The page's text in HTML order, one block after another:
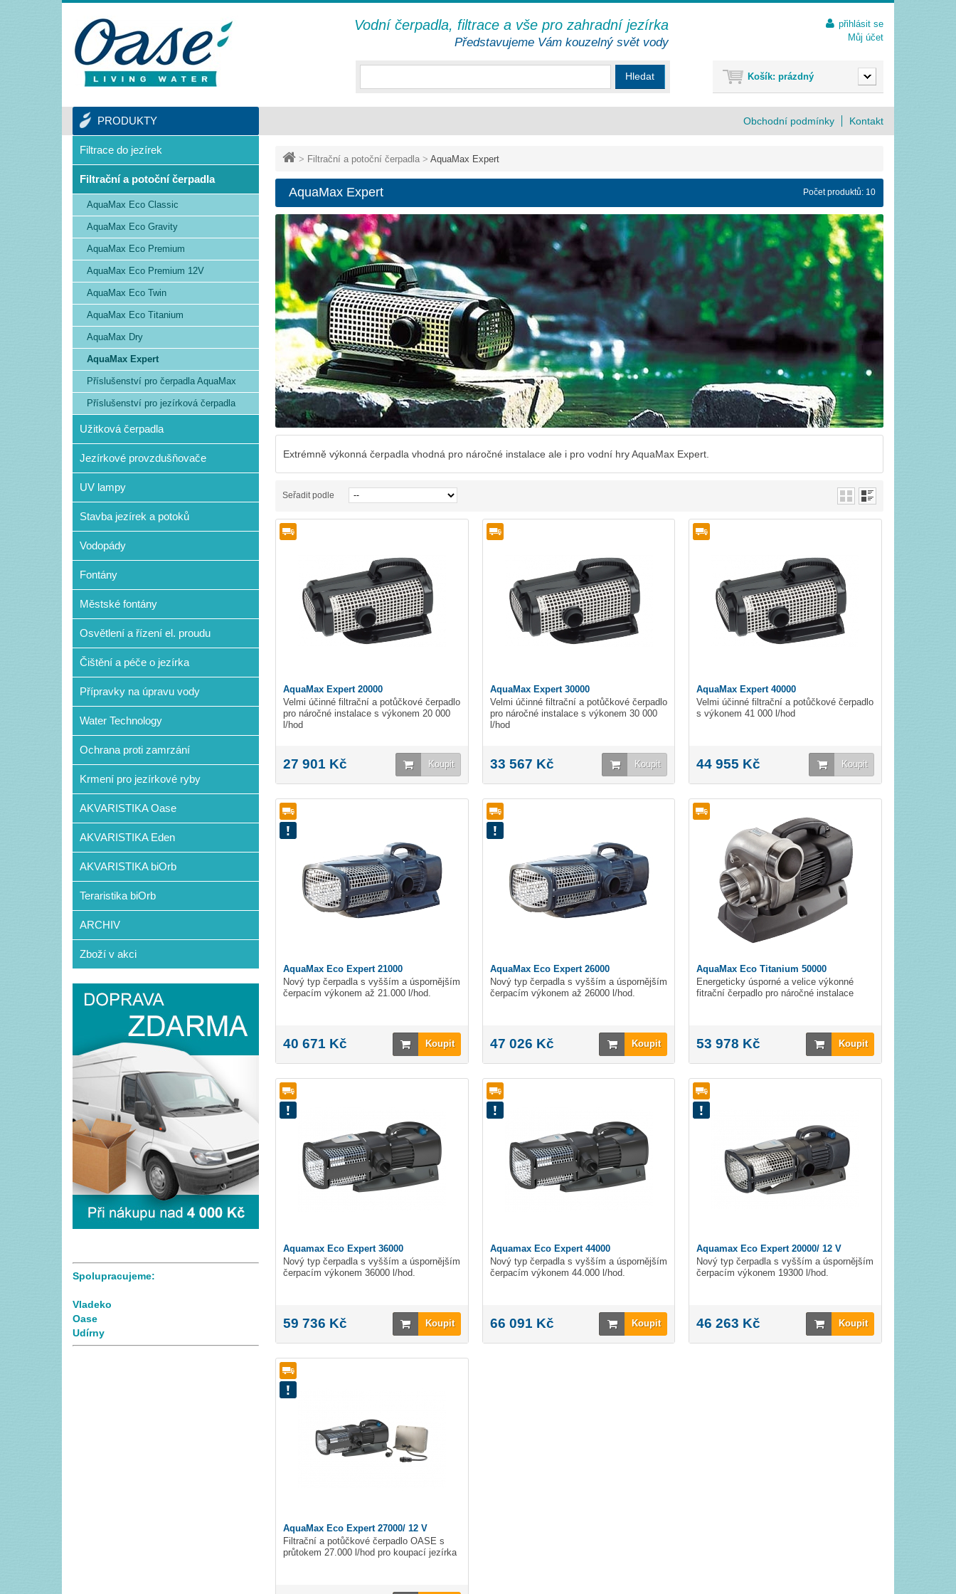
> Filtrační a potoční čerpadla > AquaMax Expert
AquaMax Expert Počet produktů: 10
Extrémně výkonná čerpadla vhodná pro náročné instalace ale i pro vodní hry AquaMax Expert.
Seřadit podle
AquaMax Expert 20000
Velmi účinné filtrační a potůčkové čerpadlo
pro náročné instalace s výkonem 20 000
l/hod
27 901 Kč Koupit
AquaMax Expert 30000
Velmi účinné filtrační a potůčkové čerpadlo
pro náročné instalace s výkonem 30 000
l/hod
33 567 Kč Koupit
AquaMax Expert 40000
Velmi účinné filtrační a potůčkové čerpadlo
s výkonem 41 000 l/hod
44 955 Kč Koupit
AquaMax Eco Expert 21000
Nový typ čerpadla s vyšším a úspornějším
čerpacím výkonem až 21.000 l/hod.
40 671 Kč Koupit
AquaMax Eco Expert 26000
Nový typ čerpadla s vyšším a úspornějším
čerpacím výkonem až 26000 l/hod.
47 026 Kč Koupit
AquaMax Eco Titanium 50000
Energeticky úsporné a velice výkonné
fitrační čerpadlo pro náročné instalace
53 978 Kč Koupit
Aquamax Eco Expert 36000
Nový typ čerpadla s vyšším a úspornějším
čerpacím výkonem 36000 l/hod.
59 736 Kč Koupit
Aquamax Eco Expert 44000
Nový typ čerpadla s vyšším a úspornějším
čerpacím výkonem 44.000 l/hod.
66 091 Kč Koupit
Aquamax Eco Expert 20000/ 12 V
Nový typ čerpadla s vyšším a úspornějším
čerpacím výkonem 19300 l/hod.
46 263 Kč Koupit
AquaMax Eco Expert 27000/ 12 V
Filtrační a potůčkové čerpadlo OASE s
průtokem 27.000 l/hod pro koupací jezírka
PRODUKTY
Filtrace do jezírek
Filtrační a potoční čerpadla
AquaMax Eco Classic
AquaMax Eco Gravity
AquaMax Eco Premium
AquaMax Eco Premium 12V
AquaMax Eco Twin
AquaMax Eco Titanium
AquaMax Dry
AquaMax Expert
Příslušenství pro čerpadla AquaMax
Příslušenství pro jezírková čerpadla
Užitková čerpadla
Jezírkové provzdušňovače
UV lampy
Stavba jezírek a potoků
Vodopády
Fontány
Městské fontány
Osvětlení a řízení el. proudu
Čištění a péče o jezírka
Přípravky na úpravu vody
Water Technology
Ochrana proti zamrzání
Krmení pro jezírkové ryby
AKVARISTIKA Oase
AKVARISTIKA Eden
AKVARISTIKA biOrb
Teraristika biOrb
ARCHIV
Zboží v akci
Spolupracujeme:
Vladeko
Oase
Udírny
Obchodní podmínky Kontakt
Hledat
přihlásit se
Můj účet
Košík: prázdný
Vodní čerpadla, filtrace a vše pro zahradní jezírka
Představujeme Vám kouzelný svět vody